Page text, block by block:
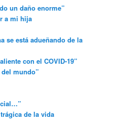
un daño enorme”
a mi hija
se está adueñando de la
con el COVID-19”
mundo”
de la vida